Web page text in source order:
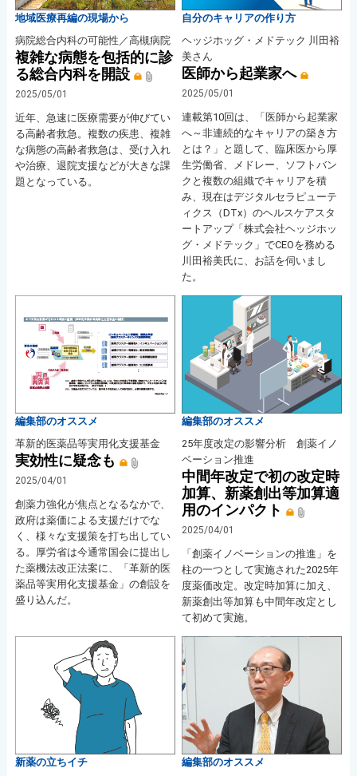
地域医療再編の現場から
病院総合内科の可能性／高槻病院
複雑な病態を包括的に診
る総合内科を開設
2025/05/01
近年、急速に医療需要が伸びてい
る高齢者救急。複数の疾患、複雑
な病態の高齢者救急は、受け入れ
や治療、退院支援などが大きな課
題となっている。
自分のキャリアの作り方
ヘッジホッグ・メドテック 川田裕
美さん
医師から起業家へ
2025/05/01
連載第10回は、「医師から起業家
へ～非連続的なキャリアの築き方
とは？」と題して、臨床医から厚
生労働省、メドレー、ソフトバン
クと複数の組織でキャリアを積
み、現在はデジタルセラピューテ
ィクス（DTx）のヘルスケアスタ
ートアップ「株式会社ヘッジホッ
グ・メドテック」でCEOを務める
川田裕美氏に、お話を伺いまし
た。
編集部のオススメ
革新的医薬品等実用化支援基金
実効性に疑念も
2025/04/01
創薬力強化が焦点となるなかで、
政府は薬価による支援だけでな
く、様々な支援策を打ち出してい
る。厚労省は今通常国会に提出し
た薬機法改正法案に、「革新的医
薬品等実用化支援基金」の創設を
盛り込んだ。
編集部のオススメ
25年度改定の影響分析 創薬イノ
ベーション推進
中間年改定で初の改定時
加算、新薬創出等加算適
用のインパクト
2025/04/01
「創薬イノベーションの推進」を
柱の一つとして実施された2025年
度薬価改定。改定時加算に加え、
新薬創出等加算も中間年改定とし
て初めて実施。
新薬の立ちイチ 編集部のオススメ